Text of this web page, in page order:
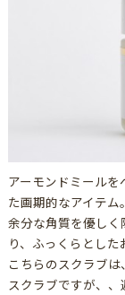
アーモンドミール
た画期的なアイテム。
余分な角質を優し
り、ふっくらとした
こちらのスクラブ
スクラブですが、、